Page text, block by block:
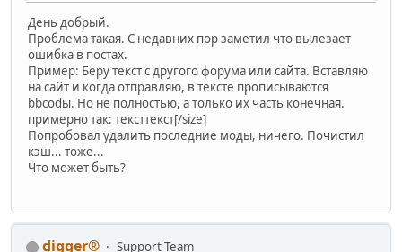
День добрый.
Проблема такая. С недавних пор заметил что вылезает
ошибка в постах.
Пример: Беру текст с другого форума или сайта. Вставляю
на сайт и когда отправляю, в тексте прописываются
bbcodы. Но не полностью, а только их часть конечная.
примерно так: тексттекст[/size]
Попробовал удалить последние моды, ничего. Почистил
кэш... тоже...
Что может быть?
digger® Support Team